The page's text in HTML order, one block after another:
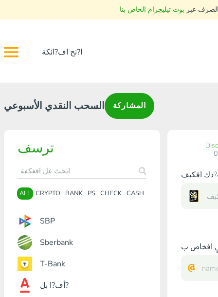
عبر بوت تيليجرام الخاص بنا
ا?تح اف?ائكة
السحب النقدي الأسبوعي المشاركة
ترسف
ALL CRYPTO BANK PS CHECK CASH
SBP
Sberbank
T-Bank
أف?ا بل?